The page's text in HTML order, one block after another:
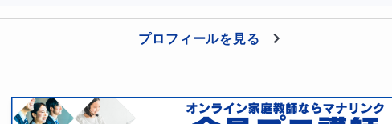
プロフィールを見る